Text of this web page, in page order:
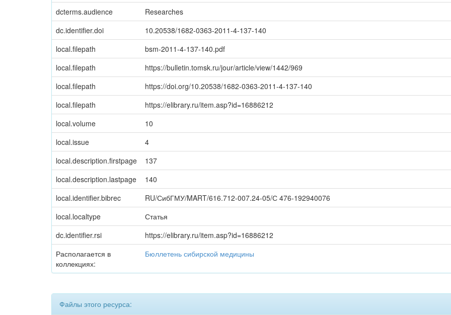
dcterms.audience
Researches
dc.identifier.doi
10.20538/1682-0363-2011-4-137-140
local.filepath
bsm-2011-4-137-140.pdf
local.filepath
https://bulletin.tomsk.ru/jour/article/view/1442/969
local.filepath
https://doi.org/10.20538/1682-0363-2011-4-137-140
local.filepath
https://elibrary.ru/item.asp?id=16886212
local.volume
10
local.issue
4
local.description.firstpage
137
local.description.lastpage
140
local.identifier.bibrec
RU/СибГМУ/MART/616.712-007.24-05/С 476-192940076
local.localtype
Статья
dc.identifier.rsi
https://elibrary.ru/item.asp?id=16886212
Располагается в
коллекциях:
Бюллетень сибирской медицины
Файлы этого ресурса: